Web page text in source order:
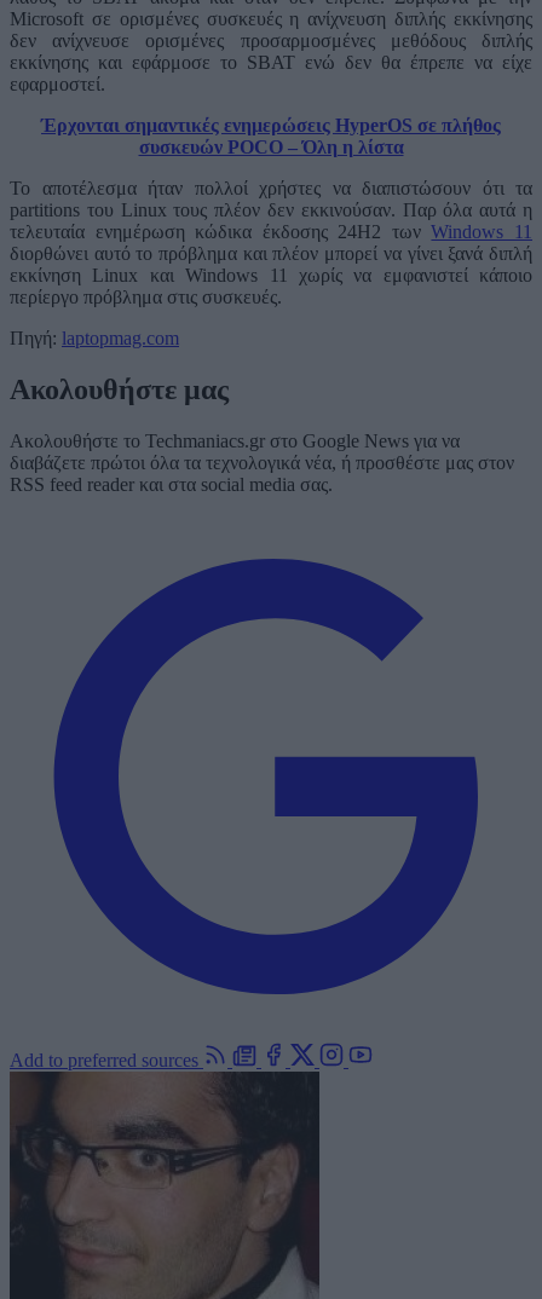
Microsoft σε ορισμένες συσκευές η ανίχνευση διπλής εκκίνησης
δεν ανίχνευσε ορισμένες προσαρμοσμένες μεθόδους διπλής
εκκίνησης και εφάρμοσε το SBAT ενώ δεν θα έπρεπε να είχε
εφαρμοστεί.
Έρχονται σημαντικές ενημερώσεις HyperOS σε πλήθος
συσκευών POCO – Όλη η λίστα
Το αποτέλεσμα ήταν πολλοί χρήστες να διαπιστώσουν ότι τα
partitions του Linux τους πλέον δεν εκκινούσαν. Παρ όλα αυτά η
τελευταία ενημέρωση κώδικα έκδοσης 24H2 τωνWindows 11
διορθώνει αυτό το πρόβλημα και πλέον μπορεί να γίνει ξανά διπλή
εκκίνηση Linux και Windows 11 χωρίς να εμφανιστεί κάποιο
περίεργο πρόβλημα στις συσκευές.
Πηγή: laptopmag.com
Ακολουθήστε μας
Ακολουθήστε το Techmaniacs.gr στο Google News για να
διαβάζετε πρώτοι όλα τα τεχνολογικά νέα, ή προσθέστε μας στον
RSS feed reader και στα social media σας.
Add to preferred sources